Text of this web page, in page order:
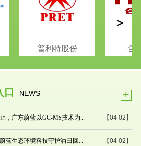
普利特股份 合
>
NEWS +
【04-02】
，广东蔚蓝以GC-MS技术为...
【04-02】
蓝生态环境科技守护油田回...